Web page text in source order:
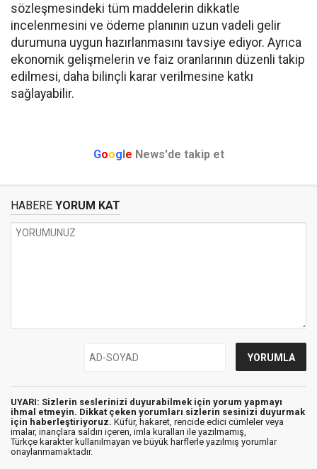
sözleşmesindeki tüm maddelerin dikkatle
incelenmesini ve ödeme planının uzun vadeli gelir
durumuna uygun hazırlanmasını tavsiye ediyor. Ayrıca
ekonomik gelişmelerin ve faiz oranlarının düzenli takip
edilmesi, daha bilinçli karar verilmesine katkı
sağlayabilir.
Google News'de takip et
HABERE YORUM KAT
UYARI: Sizlerin seslerinizi duyurabilmek için yorum yapmayı
ihmal etmeyin. Dikkat çeken yorumları sizlerin sesinizi duyurmak
için haberleştiriyoruz. Küfür, hakaret, rencide edici cümleler veya
imalar, inançlara saldırı içeren, imla kuralları ile yazılmamış,
Türkçe karakter kullanılmayan ve büyük harflerle yazılmış yorumlar
onaylanmamaktadır.